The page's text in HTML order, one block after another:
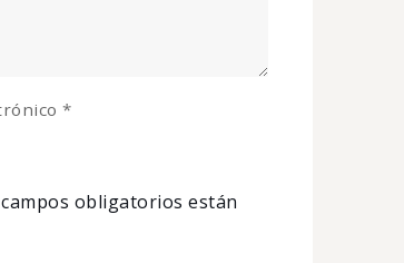
obligatorios están
*